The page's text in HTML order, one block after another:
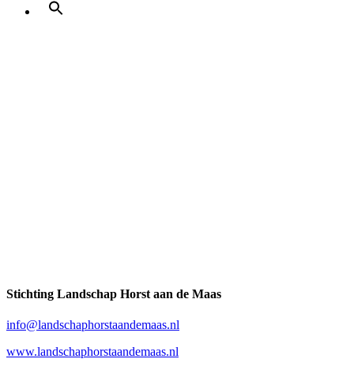
Stichting Landschap Horst aan de Maas
info@landschaphorstaandemaas.nl
www.landschaphorstaandemaas.nl